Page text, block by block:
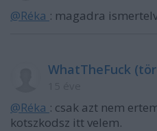
@Réka ‎ : magadra
WhatTheFuck
@Réka ‎ : csak azt nem
kotszkodsz itt velem.